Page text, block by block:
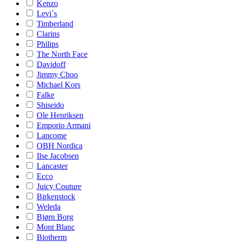
Kenzo
Levi´s
Timberland
Clarins
Philips
The North Face
Davidoff
Jimmy Choo
Michael Kors
Falke
Shiseido
Ole Henriksen
Emporio Armani
Lancome
OBH Nordica
Ilse Jacobsen
Lancaster
Ecco
Juicy Couture
Birkenstock
Weleda
Bjørn Borg
Mont Blanc
Biotherm